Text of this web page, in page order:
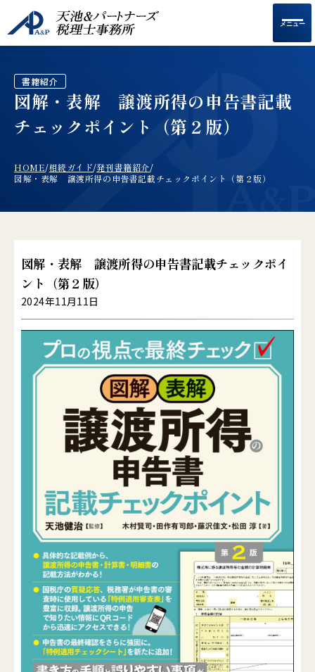
メニュー
書籍紹介
図解・表解 譲渡所得の申告書記載
チェックポイント（第２版）
HOME/相続ガイド/発刊書籍紹介/
図解・表解 譲渡所得の申告書記載チェックポイント（第２版）
図解・表解 譲渡所得の申告書記載チェックポイ
ント（第２版）
2024年11月11日